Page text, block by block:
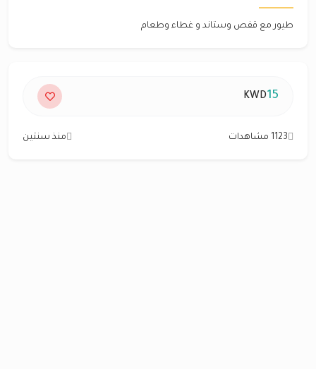
طيور مع قفص وستاند و غطاء وطعام
15
KWD
1123 مشاهدات منذ سنتين